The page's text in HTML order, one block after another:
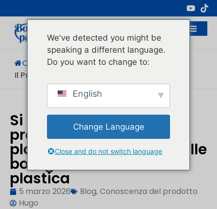
Cosmetici
Casa Blog / Conoscenza Del Prodotto
Il Profumo Può Essere Conservato...
Si può conservare il
profumo in bottiglie di
plastica? Pro e contro delle
bottiglie di vetro e di
plastica
5 marzo 2026 Blog,Conoscenza del prodotto
Hugo
We've detected you might be
speaking a different language.
Do you want to change to:
English
Change Language
Close and do not switch language